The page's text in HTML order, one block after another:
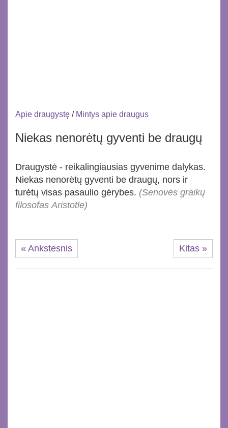
Apie draugystę / Mintys apie draugus
Niekas nenorėtų gyventi be draugų
Draugystė - reikalingiausias gyvenime dalykas.
Niekas nenorėtų gyventi be draugų, nors ir
turėtų visas pasaulio gėrybes. (Senovės graikų
filosofas Aristotle)
« Ankstesnis Kitas »